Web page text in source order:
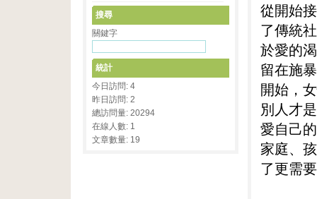
從開始
了傳統
於愛的
留在施
開始，
別人才
愛自己
家庭、
了更需
搜尋
關鍵字
統計
今日訪問: 4
昨日訪問: 2
總訪問量: 20294
在線人數: 1
文章數量: 19